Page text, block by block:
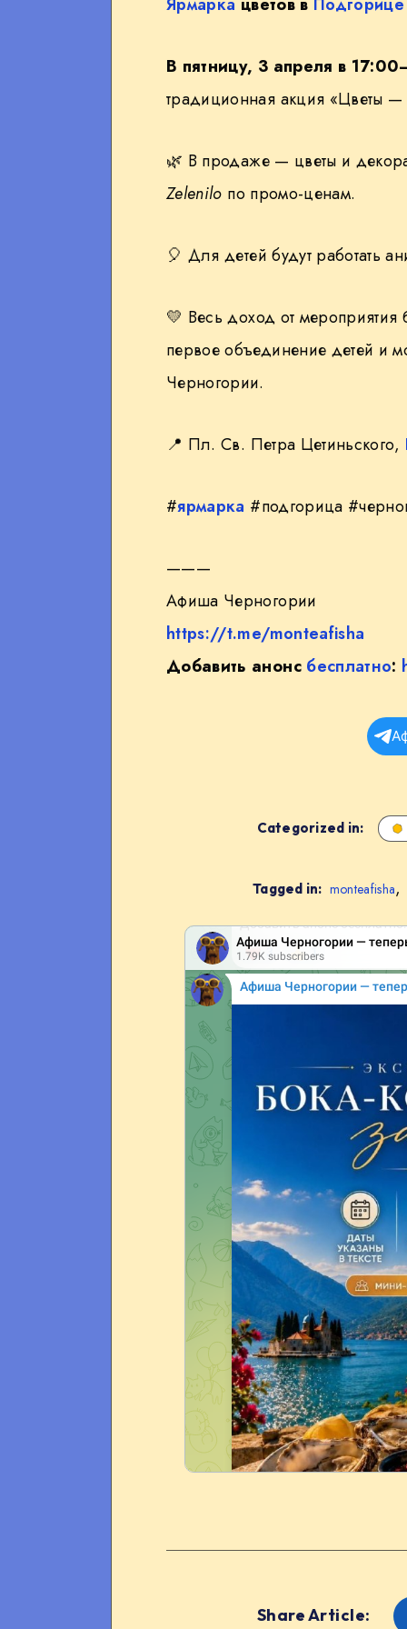
В пятницу, 3 апреля в
традиционная акция «Цветы —
🌿 В продаже — цветы и
Zelenilo по промо-ценам.
🎈 Для детей будут работать
💛 Весь доход от
первое объединение детей и
Черногории.
📍 Пл. Св. Петра Цетиньского,
#ярмарка #подгорица
———
Афиша Черногории
https://t.me/monteafisha
Добавить анонс бесплатно:
Categorized in:
Tagged in: monteafisha,
Share Article: